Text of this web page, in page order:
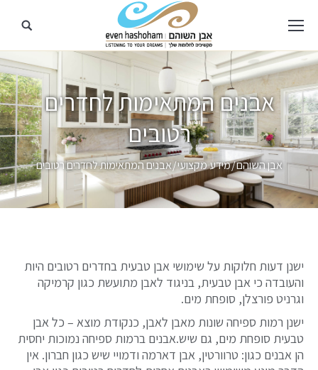
אבנים המתאימות לחדרים
רטובים
מיקומך כאן אבן השוהם מידע מקצועי אבנים המתאימות לחדרים רטובים
ישנן דעות חלוקות על שימושי אבן טבעית בחדרים רטובים היות
והעובדה כי אבן טבעית, בניגוד לאבן מתועשת כגון קרמיקה
וגרניט פורצלן, סופחת מים.
ישנן רמות ספיחה שונות מאבן לאבן, כנקודת מוצא – כל אבן
טבעית סופחת מים, גם שיש.אבנים ברמות ספיחה נמוכות יחסית
הן אבנים כגון: טרוורטין, אבן דארמה ודמויי שיש כגון חברון. אין